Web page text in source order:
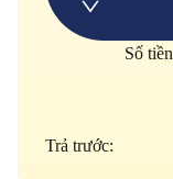
Số
Trả trước: